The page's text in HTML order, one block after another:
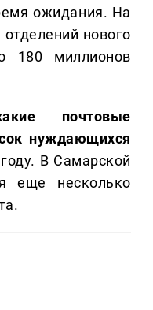
ожидания. На
нового
180 миллионов
почтовые
нуждающихся
В Самарской
еще несколько